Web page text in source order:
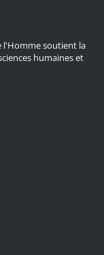
l'Homme soutient la
humaines et